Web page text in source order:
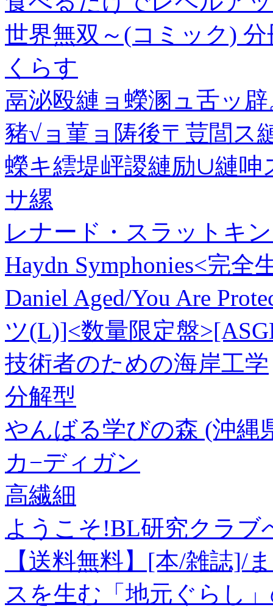
世界無双～(コミック) 分
くらす
鬲泌殴縺ョ蠑溷ュ舌ッ
豬√ョ菫ョ陦後〒荳閭
蠑キ繧堤岼謖縺励∪縺呻
サ縲
レナード・スラットキン
Haydn Symphonies<完全
Daniel Aged/You Are
ツ(L)]<数量限定盤
技術者のための海岸工学
分解型
やんばる学びの森 (沖縄
カ−ディガン
高繊細
ようこそ!BL研究クラブ
【送料無料】[本/雑誌]/
スを生む「地元ぐらし